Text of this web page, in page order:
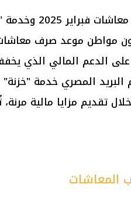
فبراير 2025 وخدمة
موعد صرف معاشات
الدعم المالي الذي
البريد المصري خدمة
تقديم مزايا مالية
المعاشات